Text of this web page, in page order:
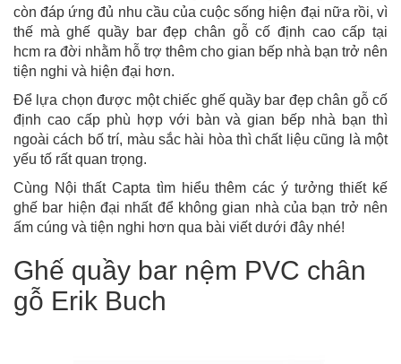
còn đáp ứng đủ nhu cầu của cuộc sống hiện đại nữa rồi, vì
thế mà ghế quầy bar đẹp chân gỗ cố định cao cấp tại
hcm ra đời nhằm hỗ trợ thêm cho gian bếp nhà bạn trở nên
tiện nghi và hiện đại hơn.
Để lựa chọn được một chiếc ghế quầy bar đẹp chân gỗ cố
định cao cấp phù hợp với bàn và gian bếp nhà bạn thì
ngoài cách bố trí, màu sắc hài hòa thì chất liệu cũng là một
yếu tố rất quan trọng.
Cùng Nội thất Capta tìm hiểu thêm các ý tưởng thiết kế
ghế bar hiện đại nhất để không gian nhà của bạn trở nên
ấm cúng và tiện nghi hơn qua bài viết dưới đây nhé!
Ghế quầy bar nệm PVC chân
gỗ Erik Buch